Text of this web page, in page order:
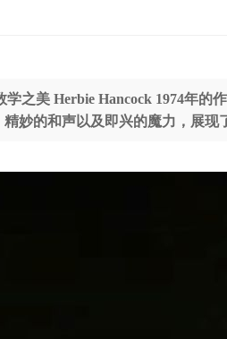
之美 Herbie Hancock 1974年的
妙的和声以及即兴的魔力，展现